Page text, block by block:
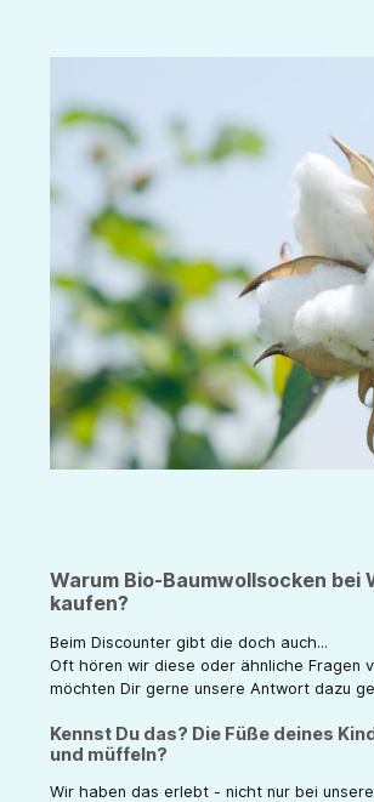
Warum Bio-Baumwollsocken bei
kaufen?
Beim Discounter gibt die doch auch...
Oft hören wir diese oder ähnliche Fragen
möchten Dir gerne unsere Antwort dazu
Kennst Du das? Die Füße deines
und müffeln?
Wir haben das erlebt - nicht nur bei